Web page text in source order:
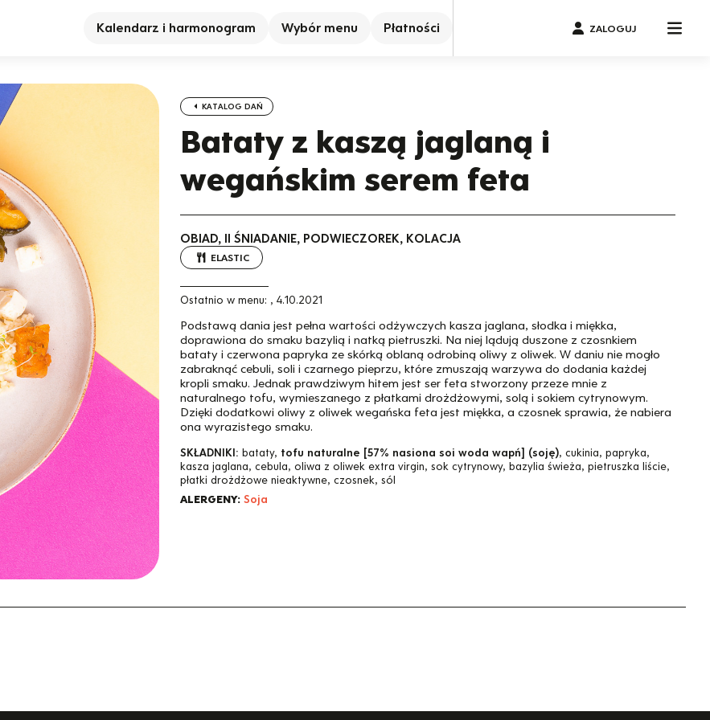
Kalendarz i harmonogram Wybór menu Płatności ZALOGUJ
KATALOG DAŃ
Bataty z kaszą jaglaną i
wegańskim serem feta
OBIAD, II ŚNIADANIE, PODWIECZOREK, KOLACJA
ELASTIC
Ostatnio w menu: , 4.10.2021
Podstawą dania jest pełna wartości odżywczych kasza jaglana, słodka i miękka,
doprawiona do smaku bazylią i natką pietruszki. Na niej lądują duszone z czosnkiem
bataty i czerwona papryka ze skórką oblaną odrobiną oliwy z oliwek. W daniu nie mogło
zabraknąć cebuli, soli i czarnego pieprzu, które zmuszają warzywa do dodania każdej
kropli smaku. Jednak prawdziwym hitem jest ser feta stworzony przeze mnie z
naturalnego tofu, wymieszanego z płatkami drożdżowymi, solą i sokiem cytrynowym.
Dzięki dodatkowi oliwy z oliwek wegańska feta jest miękka, a czosnek sprawia, że nabiera
ona wyrazistego smaku.
SKŁADNIKI: bataty, tofu naturalne [57% nasiona soi woda wapń] (soję), cukinia, papryka,
kasza jaglana, cebula, oliwa z oliwek extra virgin, sok cytrynowy, bazylia świeża, pietruszka liście,
płatki drożdżowe nieaktywne, czosnek, sól
ALERGENY: Soja